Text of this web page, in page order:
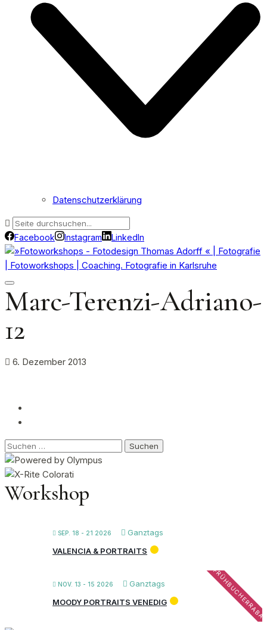
Datenschutzerklärung
Facebook Instagram LinkedIn
Marc-Terenzi-Adriano-
12
6. Dezember 2013
Suchen
nach:
Workshop
SEP. 18 - 21 2026
Ganztags
VALENCIA & PORTRAITS
NOV. 13 - 15 2026 Ganztags
MOODY PORTRAITS VENEDIG